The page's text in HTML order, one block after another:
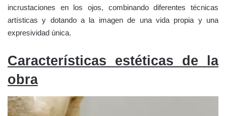
incrustaciones en los ojos, combinando diferentes técnicas
artísticas y dotando a la imagen de una vida propia y una
expresividad única.
Características estéticas de la
obra